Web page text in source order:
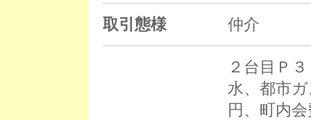
取引態様 仲介
２台目Ｐ
水、都市
円、町内